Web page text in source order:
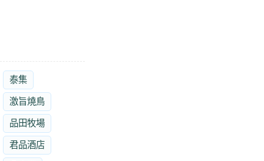
泰集
激旨燒鳥
品田牧場
君品酒店